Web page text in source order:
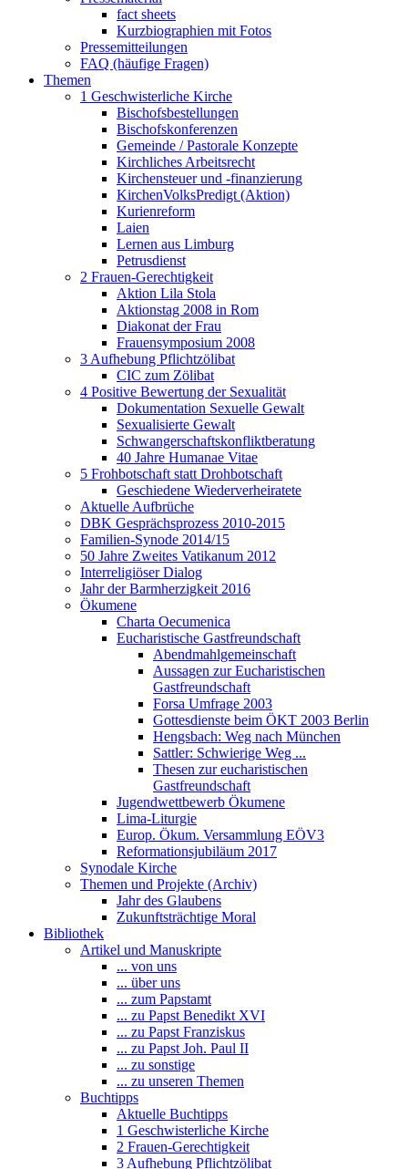
fact sheets
Kurzbiographien mit Fotos
Pressemitteilungen
FAQ (häufige Fragen)
Themen
1 Geschwisterliche Kirche
Bischofsbestellungen
Bischofskonferenzen
Gemeinde / Pastorale Konzepte
Kirchliches Arbeitsrecht
Kirchensteuer und -finanzierung
KirchenVolksPredigt (Aktion)
Kurienreform
Laien
Lernen aus Limburg
Petrusdienst
2 Frauen-Gerechtigkeit
Aktion Lila Stola
Aktionstag 2008 in Rom
Diakonat der Frau
Frauensymposium 2008
3 Aufhebung Pflichtzölibat
CIC zum Zölibat
4 Positive Bewertung der Sexualität
Dokumentation Sexuelle Gewalt
Sexualisierte Gewalt
Schwangerschaftskonfliktberatung
40 Jahre Humanae Vitae
5 Frohbotschaft statt Drohbotschaft
Geschiedene Wiederverheiratete
Aktuelle Aufbrüche
DBK Gesprächsprozess 2010-2015
Familien-Synode 2014/15
50 Jahre Zweites Vatikanum 2012
Interreligiöser Dialog
Jahr der Barmherzigkeit 2016
Ökumene
Charta Oecumenica
Eucharistische Gastfreundschaft
Abendmahlgemeinschaft
Aussagen zur Eucharistischen
Gastfreundschaft
Forsa Umfrage 2003
Gottesdienste beim ÖKT 2003 Berlin
Hengsbach: Weg nach München
Sattler: Schwierige Weg ...
Thesen zur eucharistischen
Gastfreundschaft
Jugendwettbewerb Ökumene
Lima-Liturgie
Europ. Ökum. Versammlung EÖV3
Reformationsjubiläum 2017
Synodale Kirche
Themen und Projekte (Archiv)
Jahr des Glaubens
Zukunftsträchtige Moral
Bibliothek
Artikel und Manuskripte
... von uns
... über uns
... zum Papstamt
... zu Papst Benedikt XVI
... zu Papst Franziskus
... zu Papst Joh. Paul II
... zu sonstige
... zu unseren Themen
Buchtipps
Aktuelle Buchtipps
1 Geschwisterliche Kirche
2 Frauen-Gerechtigkeit
3 Aufhebung Pflichtzölibat